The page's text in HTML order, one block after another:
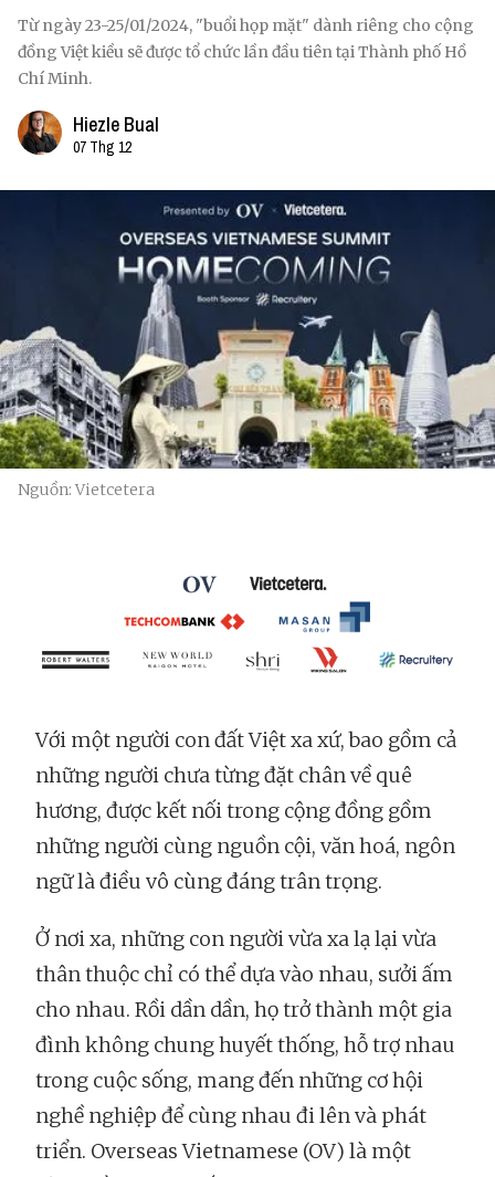
Từ ngày 23-25/01/2024, "buổi họp mặt" dành riêng cho cộng
đồng Việt kiều sẽ được tổ chức lần đầu tiên tại Thành phố Hồ
Chí Minh.
Hiezle Bual
07 Thg 12
Nguồn: Vietcetera
Với một người con đất Việt xa xứ, bao gồm cả
những người chưa từng đặt chân về quê
hương, được kết nối trong cộng đồng gồm
những người cùng nguồn cội, văn hoá, ngôn
ngữ là điều vô cùng đáng trân trọng.
Ở nơi xa, những con người vừa xa lạ lại vừa
thân thuộc chỉ có thể dựa vào nhau, sưởi ấm
cho nhau. Rồi dần dần, họ trở thành một gia
đình không chung huyết thống, hỗ trợ nhau
trong cuộc sống, mang đến những cơ hội
nghề nghiệp để cùng nhau đi lên và phát
triển. Overseas Vietnamese (OV) là một